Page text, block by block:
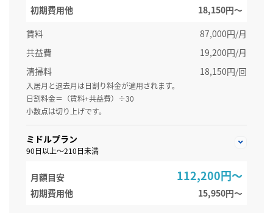
初期費用他
18,150円〜
賃料
87,000円/月
共益費
19,200円/月
清掃料
18,150円/回
入居月と退去月は日割り料金が適用されます。
日割料金＝（賃料+共益費）÷30
小数点は切り上げです。
ミドルプラン
90日以上～210日未満
月額目安 112,200円～
初期費用他 15,950円〜